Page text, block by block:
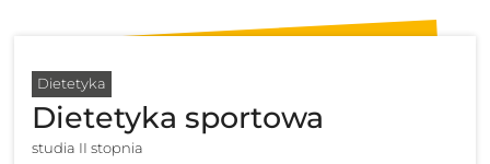
Dietetyka
Dietetyka sportowa
studia II stopnia